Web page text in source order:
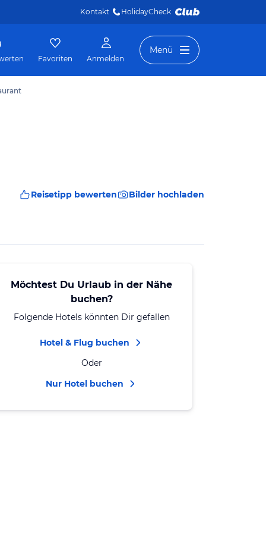
Kontakt HolidayCheck
Favoriten Anmelden
Menü
Reisetipp bewerten Bilder hochladen
Möchtest Du Urlaub in der Nähe
buchen?
Folgende Hotels könnten Dir gefallen
Hotel & Flug buchen
Oder
Nur Hotel buchen